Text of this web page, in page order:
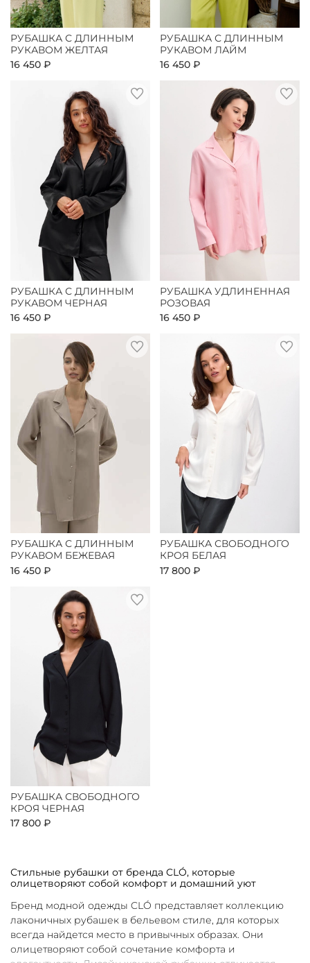
РУБАШКА С ДЛИННЫМ
РУКАВОМ ЖЕЛТАЯ
16 450 ₽
РУБАШКА С ДЛИННЫМ
РУКАВОМ ЛАЙМ
16 450 ₽
РУБАШКА С ДЛИННЫМ
РУКАВОМ ЧЕРНАЯ
16 450 ₽
РУБАШКА УДЛИНЕННАЯ
РОЗОВАЯ
16 450 ₽
РУБАШКА С ДЛИННЫМ
РУКАВОМ БЕЖЕВАЯ
16 450 ₽
РУБАШКА СВОБОДНОГО
КРОЯ БЕЛАЯ
17 800 ₽
РУБАШКА СВОБОДНОГО
КРОЯ ЧЕРНАЯ
17 800 ₽
Стильные рубашки от бренда CLÓ, которые
олицетворяют собой комфорт и домашний уют
Бренд модной одежды CLÓ представляет коллекцию
лаконичных рубашек в бельевом стиле, для которых
всегда найдется место в привычных образах. Они
олицетворяют собой сочетание комфорта и